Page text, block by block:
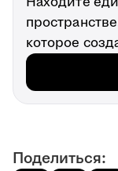
которое
Поделиться: